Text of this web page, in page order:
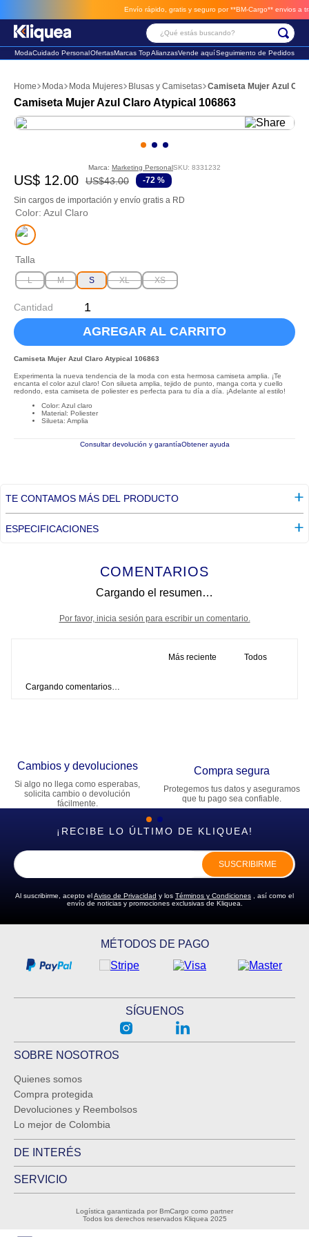
Envío rápido, gratis y seguro por **BM-Cargo** envios a través de BM-Cargo
¿Qué estás buscando?
ModaCuidado PersonalOfertasMarcas TopAlianzasVende aquíSeguimiento de Pedidos
Moda Moda Mujeres Blusas y Camisetas Camiseta Mujer Azul
Camiseta Mujer Azul Claro Atypical 106863
Marca: Marketing PersonalSKU: 8331232
US$ 12.00 US$43.00 -72 %
Sin cargos de importación y envío gratis a RD
Color: Azul Claro
Talla
L M S XL XS
Cantidad
AGREGAR AL CARRITO
Camiseta Mujer Azul Claro Atypical 106863
Experimenta la nueva tendencia de la moda con esta hermosa camiseta amplia. ¡Te
encanta el color azul claro! Con silueta amplia, tejido de punto, manga corta y cuello
redondo, esta camiseta de poliester es perfecta para tu día a día. ¡Adelante al estilo!
Color: Azul claro
Material: Poliester
Silueta: Amplia
Consultar devolución y garantíaObtener ayuda
TE CONTAMOS MÁS DEL PRODUCTO
ESPECIFICACIONES
COMENTARIOS
Cargando el resumen…
Por favor, inicia sesión para escribir un comentario.
Más reciente Todos
Cargando comentarios…
Cambios y devoluciones
Si algo no llega como esperabas,
solicita cambio o devolución
fácilmente.
Compra segura
Protegemos tus datos y aseguramos
que tu pago sea confiable.
¡RECIBE LO ÚLTIMO DE KLIQUEA!
SUSCRIBIRME
Al suscribirme, acepto elAviso de Privacidad y los Términos y Condiciones , así como el
envío de noticias y promociones exclusivas de Kliquea.
MÉTODOS DE PAGO
SÍGUENOS
SOBRE NOSOTROS
Quienes somos
Compra protegida
Devoluciones y Reembolsos
Lo mejor de Colombia
DE INTERÉS
SERVICIO
Logística garantizada por BmCargo como partner
Todos los derechos reservados Kliquea 2025
2. faldas